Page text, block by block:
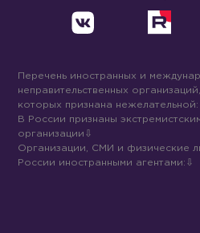
Перечень иностранных и
неправительственных
которых признана нежелательной:
В России признаны
организации
Организации, СМИ и физические
России иностранными агентами: